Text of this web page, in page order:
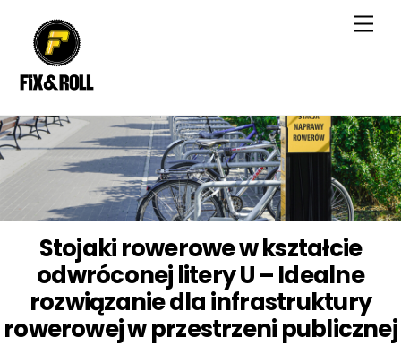
content
Stojaki rowerowe w kształcie
odwróconej litery U – Idealne
rozwiązanie dla infrastruktury
rowerowej w przestrzeni publicznej